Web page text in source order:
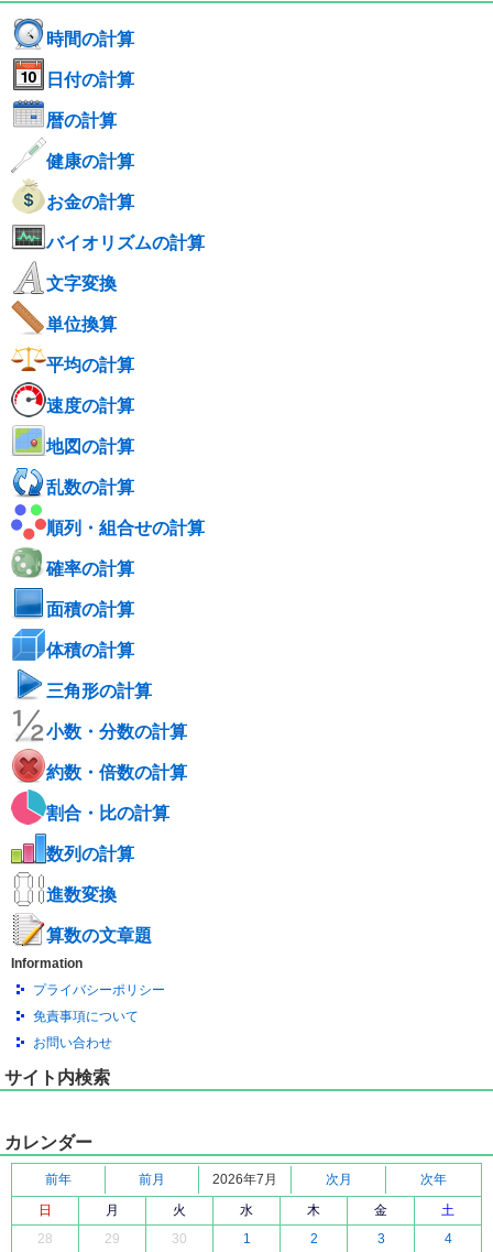
時間の計算
日付の計算
暦の計算
健康の計算
お金の計算
バイオリズムの計算
文字変換
単位換算
平均の計算
速度の計算
地図の計算
乱数の計算
順列・組合せの計算
確率の計算
面積の計算
体積の計算
三角形の計算
小数・分数の計算
約数・倍数の計算
割合・比の計算
数列の計算
進数変換
算数の文章題
Information
プライバシーポリシー
免責事項について
お問い合わせ
サイト内検索
カレンダー
前年 前月 2026年7月 次月
次年
日
月 火 水 木 金
土
28
29 30 1 2 3 4